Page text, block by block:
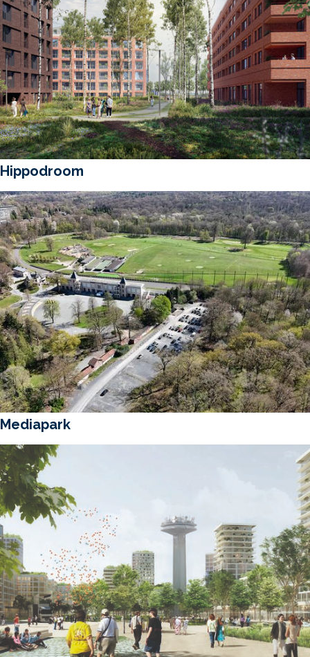
Hippodroom
Mediapark